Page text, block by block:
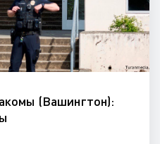
(Вашингтон):